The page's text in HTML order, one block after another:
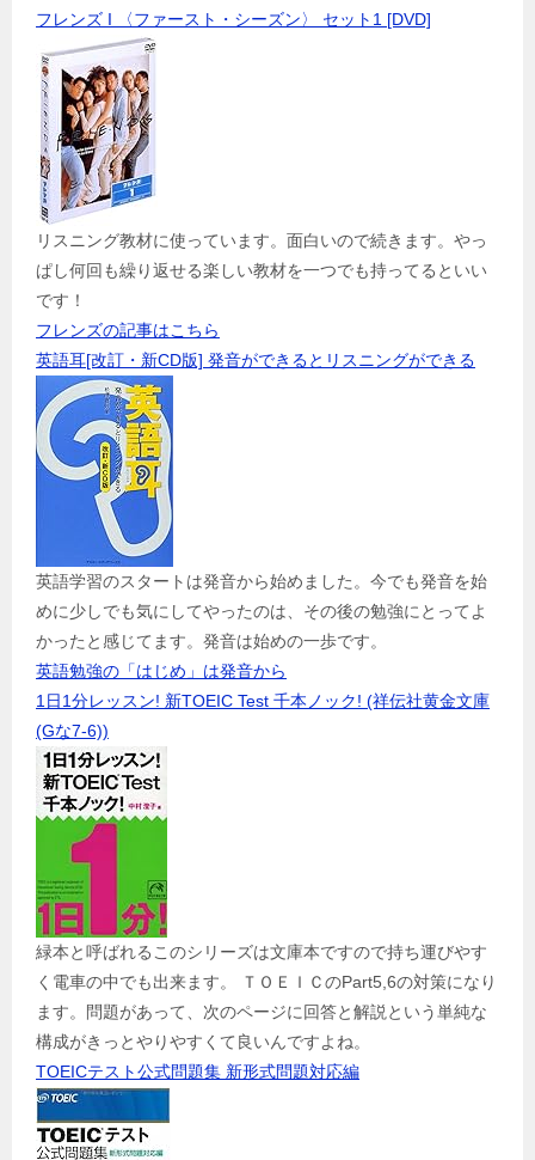
フレンズ I 〈ファースト・シーズン〉 セット1 [DVD]
リスニング教材に使っています。面白いので続きます。やっ
ぱし何回も繰り返せる楽しい教材を一つでも持ってるといい
です！
フレンズの記事はこちら
英語耳[改訂・新CD版] 発音ができるとリスニングができる
英語学習のスタートは発音から始めました。今でも発音を始
めに少しでも気にしてやったのは、その後の勉強にとってよ
かったと感じてます。発音は始めの一歩です。
英語勉強の「はじめ」は発音から
1日1分レッスン! 新TOEIC Test 千本ノック! (祥伝社黄金文庫
(Gな7-6))
緑本と呼ばれるこのシリーズは文庫本ですので持ち運びやす
く電車の中でも出来ます。 ＴＯＥＩＣのPart5,6の対策になり
ます。問題があって、次のページに回答と解説という単純な
構成がきっとやりやすくて良いんですよね。
TOEICテスト公式問題集 新形式問題対応編